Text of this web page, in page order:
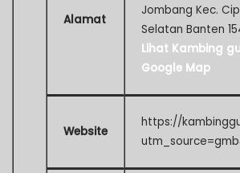
Alamat
Jombang Kec.
Selatan Banten
Lihat Kambing
Google Map
Website
https://